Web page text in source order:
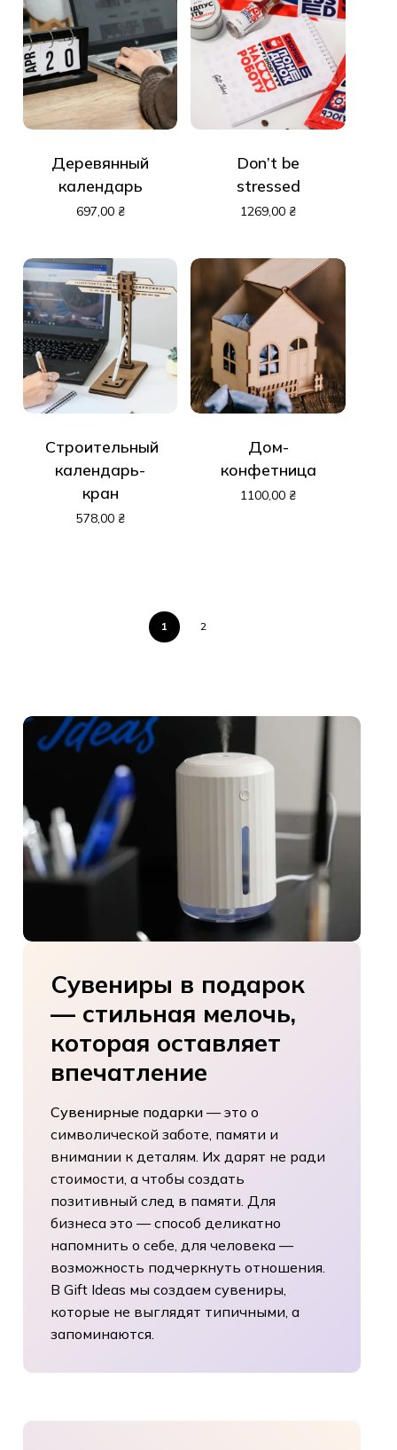
Деревянный
календарь
697,00 ₴
Don’t be
stressed
1269,00 ₴
Строительный
календарь-
кран
578,00 ₴
Дом-
конфетница
1100,00 ₴
1 2
Сувениры в подарок
— стильная мелочь,
которая оставляет
впечатление
Сувенирные подарки — это о
символической заботе, памяти и
внимании к деталям. Их дарят не ради
стоимости, а чтобы создать
позитивный след в памяти. Для
бизнеса это — способ деликатно
напомнить о себе, для человека —
возможность подчеркнуть отношения.
В Gift Ideas мы создаем сувениры,
которые не выглядят типичными, а
запоминаются.